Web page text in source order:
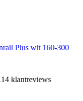
Plus wit 160-300
klantreviews